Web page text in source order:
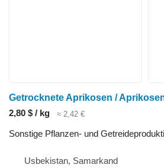
Getrocknete Aprikosen /
2,80 $ / kg
≈ 2,42 €
Sonstige Pflanzen- und
Usbekistan, Samarkand